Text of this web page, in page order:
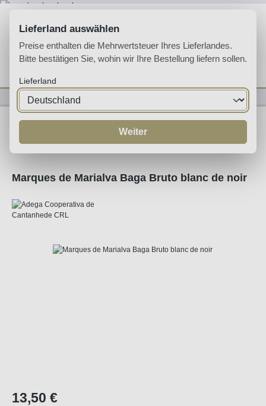
Du hast 0
Espumante
Marques de Marialva Baga Bruto blanc de noir
Bildergalerie überspringen
Regulärer Preis:
13,50 €
Lieferland auswählen
Preise enthalten die Mehrwertsteuer Ihres Lieferlandes.
Bitte bestätigen Sie, wohin wir Ihre Bestellung liefern sollen.
Lieferland
Weiter